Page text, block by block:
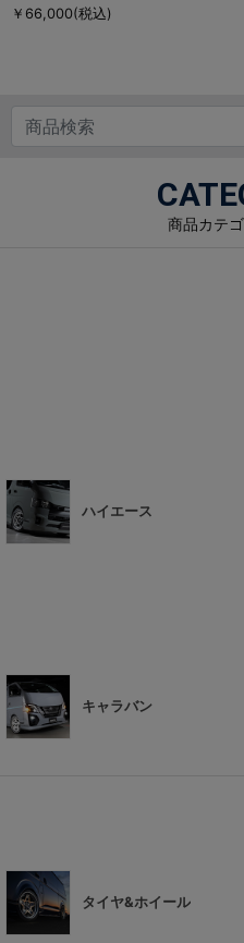
￥66,000(税込)
商品カテ
ハイエース
キャラバン
タイヤ&ホイール